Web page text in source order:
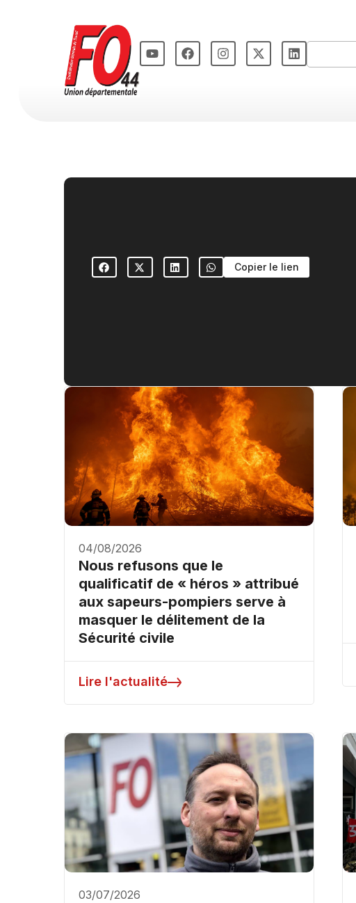
Copier le lien
04/08/2026
Nous refusons que le
qualificatif de « héros » attribué
aux sapeurs-pompiers serve à
masquer le délitement de la
Sécurité civile
Lire l'actualité
03/07/2026